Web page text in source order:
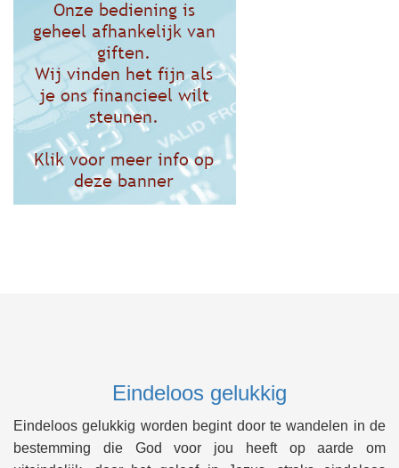
Eindeloos gelukkig
Eindeloos gelukkig worden begint door te wandelen in de
bestemming die God voor jou heeft op aarde om